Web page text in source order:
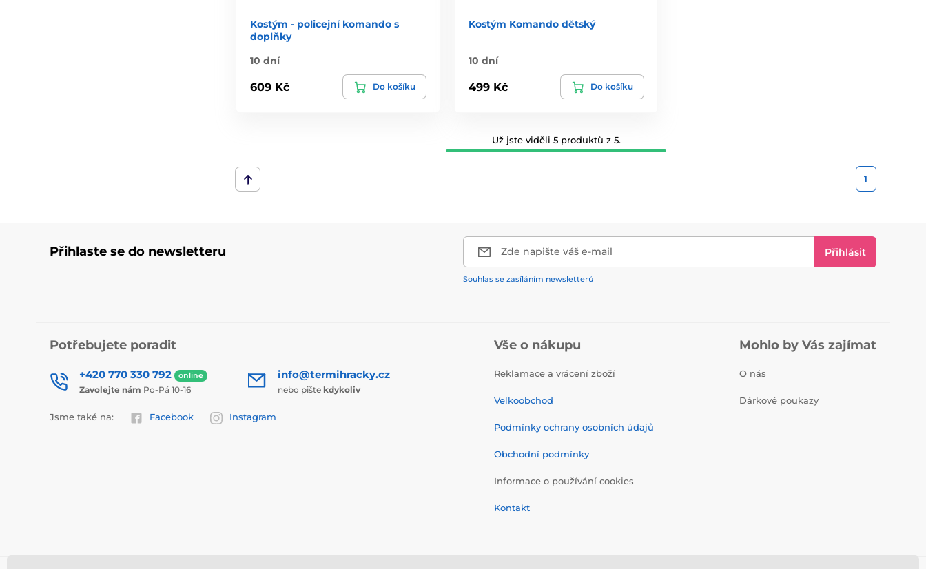
Kostým - policejní komando s
doplňky
10 dní
609 Kč Do košíku
Kostým Komando dětský
10 dní
499 Kč Do košíku
Už jste viděli 5 produktů z 5.
1
Přihlaste se do newsletteru Zde napište váš e-mail Přihlásit
Souhlas se zasíláním newsletterů
Potřebujete poradit
+420 770 330 792 online
Zavolejte nám Po-Pá 10-16
info@termihracky.cz
nebo pište kdykoliv
Jsme také na: Facebook Instagram
Vše o nákupu
Reklamace a vrácení zboží
Velkoobchod
Podmínky ochrany osobních údajů
Obchodní podmínky
Informace o používání cookies
Kontakt
Mohlo by Vás zajímat
O nás
Dárkové poukazy